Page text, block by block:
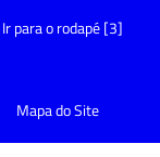
Ir para o rodapé [3]
Mapa do Site